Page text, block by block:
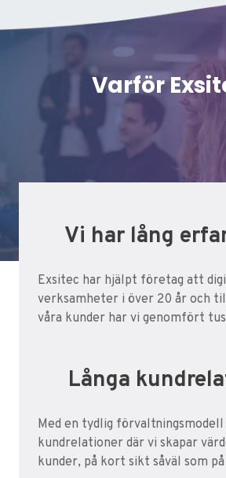
Varför
Vi har lång
Exsitec har hjälpt företag att
verksamheter i över 20 år och
våra kunder har vi genomfört
Långa
Med en tydlig
kundrelationer där vi skapar
kunder, på kort sikt såväl som